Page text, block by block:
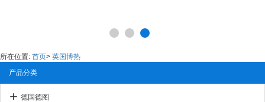
所在位置: 首页> 英国博热
产品分类
德国德图